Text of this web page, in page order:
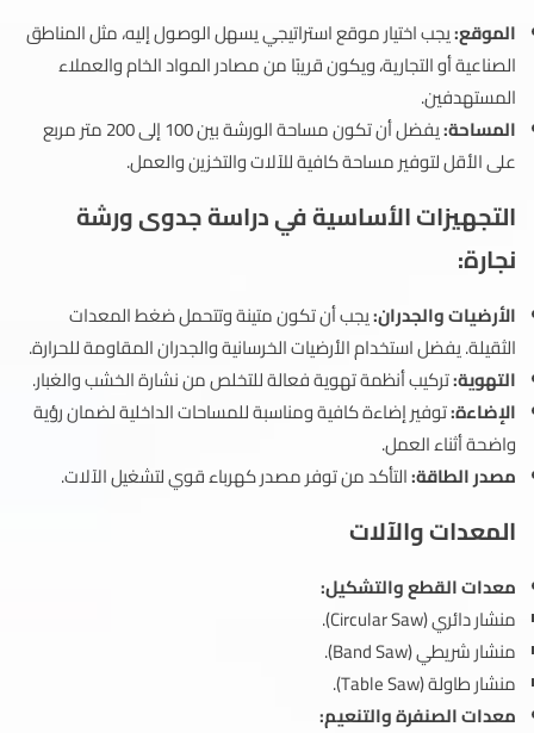
الموقع:يجب اختيار موقع استراتيجي يسهل الوصول إليه، مثل المناطق
الصناعية أو التجارية، ويكون قريبًا من مصادر المواد الخام والعملاء
المستهدفين.
المساحة:
يفضل أن تكون مساحة الورشة بين 100 إلى 200 متر مربع
على الأقل لتوفير مساحة كافية للآلات والتخزين والعمل.
التجهيزات الأساسية في دراسة جدوى ورشة
نجارة:
الأرضيات والجدران:يجب أن تكون متينة وتتحمل ضغط المعدات
الثقيلة. يفضل استخدام الأرضيات الخرسانية والجدران المقاومة للحرارة.
التهوية:تركيب أنظمة تهوية فعالة للتخلص من نشارة الخشب والغبار.
الإضاءة:توفير إضاءة كافية ومناسبة للمساحات الداخلية لضمان رؤية
واضحة أثناء العمل.
مصدر الطاقة:التأكد من توفر مصدر كهرباء قوي لتشغيل الآلات.
المعدات والآلات
معدات القطع والتشكيل:
منشار دائري (Circular Saw).
منشار شريطي (Band Saw).
منشار طاولة (Table Saw).
معدات الصنفرة والتنعيم: